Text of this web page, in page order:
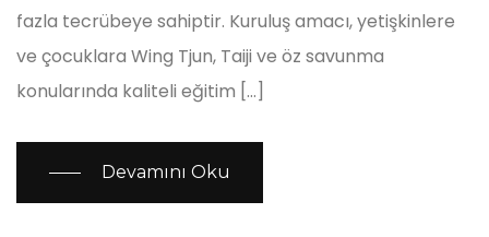
fazla tecrübeye sahiptir. Kuruluş amacı, yetişkinlere
ve çocuklara Wing Tjun, Taiji ve öz savunma
konularında kaliteli eğitim […]
Devamını Oku